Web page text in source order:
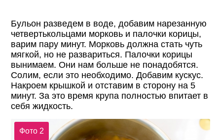
Бульон разведем в воде, добавим нарезанную
четвертькольцами морковь и палочки корицы,
варим пару минут. Морковь должна стать чуть
мягкой, но не развариться. Палочки корицы
вынимаем. Они нам больше не понадобятся.
Солим, если это необходимо. Добавим кускус.
Накроем крышкой и отставим в сторону на 5
минут. За это время крупа полностью впитает в
себя жидкость.
Фото 2